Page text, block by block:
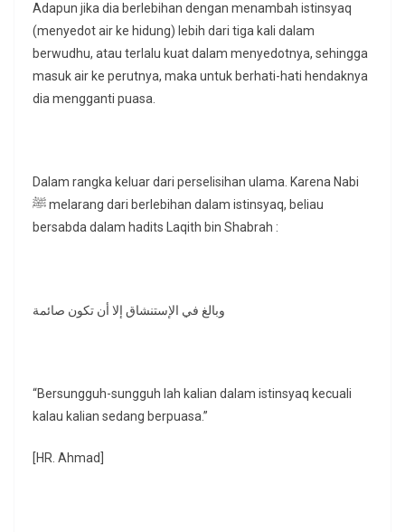
Adapun jika dia berlebihan dengan menambah istinsyaq
(menyedot air ke hidung) lebih dari tiga kali dalam
berwudhu, atau terlalu kuat dalam menyedotnya, sehingga
masuk air ke perutnya, maka untuk berhati-hati hendaknya
dia mengganti puasa.
Dalam rangka keluar dari perselisihan ulama. Karena Nabi
ﷺ melarang dari berlebihan dalam istinsyaq, beliau
bersabda dalam hadits Laqith bin Shabrah :
وبالغ في الإستنشاق إلا أن تكون صائمة
“Bersungguh-sungguh lah kalian dalam istinsyaq kecuali
kalau kalian sedang berpuasa.”
[HR. Ahmad]